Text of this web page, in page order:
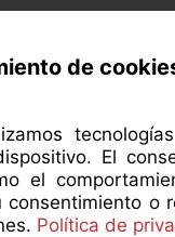
de
El
el
o
Política de